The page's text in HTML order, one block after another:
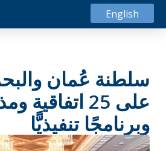
English
سلطنة عُمان
على 25
وبرنامجًا تنفيذيًّا